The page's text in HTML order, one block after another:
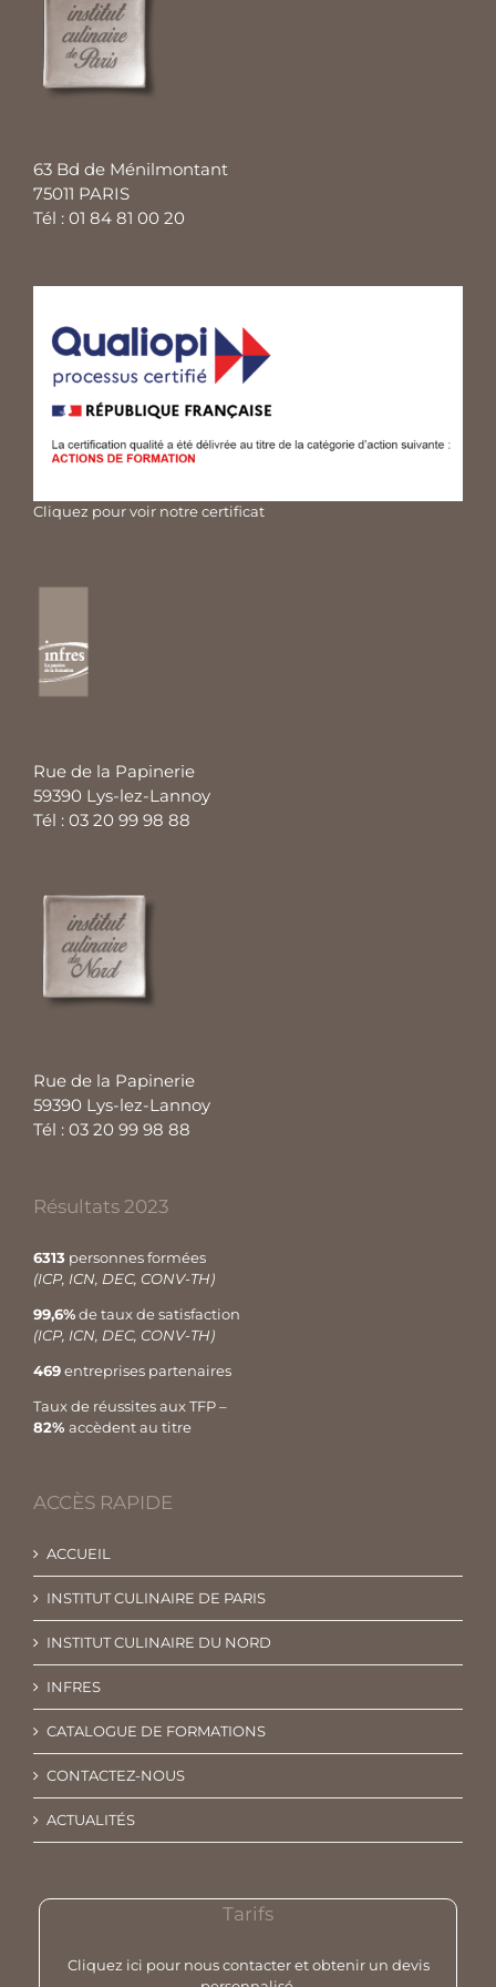
63 Bd de Ménilmontant
75011 PARIS
Tél : 01 84 81 00 20
Cliquez pour voir notre certificat
Rue de la Papinerie
59390 Lys-lez-Lannoy
Tél : 03 20 99 98 88
Rue de la Papinerie
59390 Lys-lez-Lannoy
Tél : 03 20 99 98 88
Résultats 2023
6313 personnes formées
(ICP, ICN, DEC, CONV-TH)
99,6%de taux de satisfaction
(ICP, ICN, DEC, CONV-TH)
469entreprises partenaires
Taux de réussites aux TFP –
82% accèdent au titre
ACCÈS RAPIDE
ACCUEIL
INSTITUT CULINAIRE DE PARIS
INSTITUT CULINAIRE DU NORD
INFRES
CATALOGUE DE FORMATIONS
CONTACTEZ-NOUS
ACTUALITÉS
Tarifs
Cliquez ici pour nous contacter et obtenir un devis